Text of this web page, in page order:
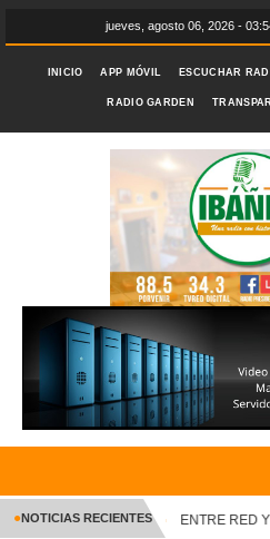
jueves, agosto 06, 2026 -
INICIO APP MÓVIL ESCUCHAR
RADIO GARDEN
INICIO
●NOTICIAS RECIENTES ENTRE RED Y